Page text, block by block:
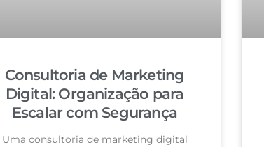
Consultoria de Marketing
Digital: Organização para
Escalar com Segurança
Uma consultoria de marketing digital